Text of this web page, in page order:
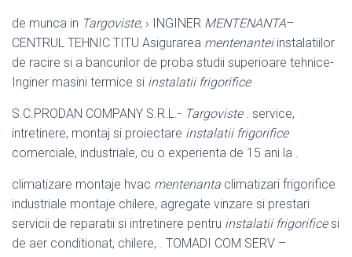
de munca in Targoviste; › INGINER MENTENANTA–
CENTRUL TEHNIC TITU Asigurarea mentenanteiinstalatiilor
de racire si a bancurilor de proba studii superioare tehnice-
Inginer masini termice si instalatii frigorifice
S.C.PRODAN COMPANY S.R.L.- Targoviste. service,
intretinere, montaj si proiectare instalatii frigorifice
comerciale, industriale, cu o experienta de 15 ani la .
climatizare montaje hvac mentenanta climatizari frigorifice
industriale montaje chilere, agregate vinzare si prestari
servicii de reparatii si intretinere pentru instalatii frigorificesi
de aer conditionat, chilere, . TOMADI COM SERV –